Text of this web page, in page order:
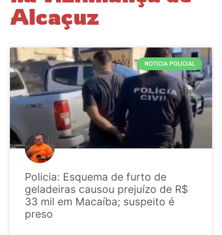
Alcaçuz
NOTICIA POLICIAL
Policia: Esquema de furto de
geladeiras causou prejuízo de R$
33 mil em Macaíba; suspeito é
preso